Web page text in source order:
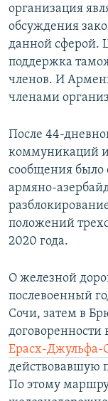
организация
обсуждения
данной сферой.
поддержка
членов. И
членами
После 44-
коммуникаций и
сообщения было
армяно-
положений
2020 года.
О железной
послевоенный
Сочи, затем в
договоренности
Ерасх-Джульфа-
действовавшую
По этому